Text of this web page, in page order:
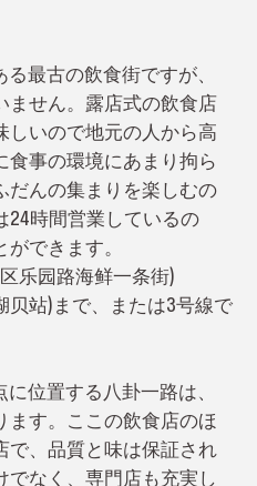
最古の飲食街ですが、
ません。露店式の飲食店
しいので地元の人から高
事の環境にあまり拘ら
だんの集まりを楽しむの
24時間営業しているの
できます。
乐园路海鲜一条街)
贝站)まで、または3号線で
位置する八卦一路は、
す。ここの飲食店のほ
で、品質と味は保証され
なく、専門店も充実し